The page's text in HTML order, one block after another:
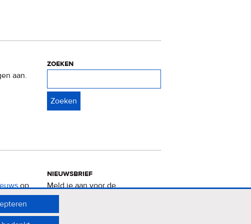
aan.
zoeken
op
nieuwsbrief
Meld je aan voor de
Verrukkelijke 15-nieuwsbrief